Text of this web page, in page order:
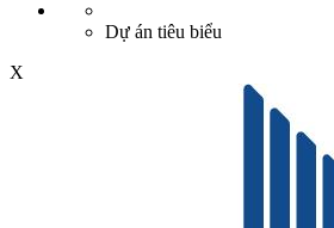
Dự án tiêu biểu
X